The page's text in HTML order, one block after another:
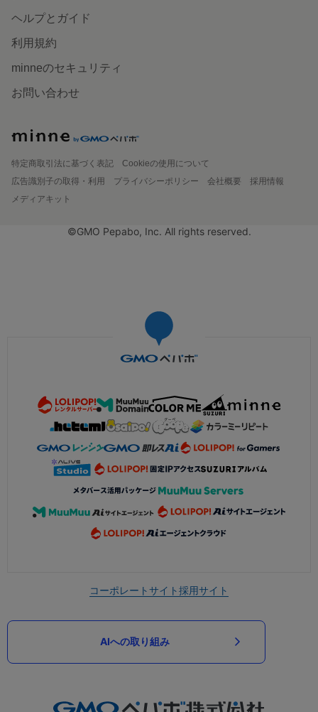
ヘルプとガイド
利用規約
minneのセキュリティ
お問い合わせ
特定商取引法に基づく表記
Cookieの使用について
広告識別子の取得・利用
プライバシーポリシー 会社概要
採用情報
メディアキット
©GMO Pepabo, Inc. All rights reserved.
コーポレートサイト採用サイト
AIへの取り組み